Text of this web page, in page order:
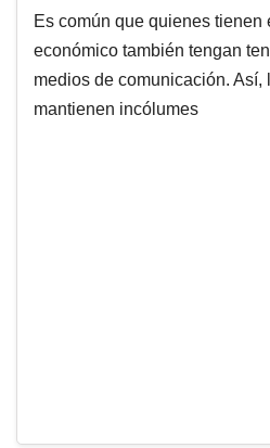
Es común que quienes tienen
económico también tengan
medios de comunicación. Así,
mantienen incólumes